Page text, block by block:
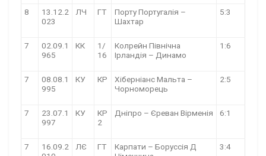
8
13.12.2
023
ЛЧ ГТ
Порту Португалія –
Шахтар
5:3
7
02.09.1
965
КК
1/
16
Колрейн Північна
Ірландія – Динамо
1:6
7
08.08.1
995
КУ КР
Хіберніанс Мальта –
Чорноморець
2:5
7
23.07.1
997
КУ
КР
2
Дніпро – Єреван Вірменія 6:1
7
16.09.2
ЛЄ ГТ
Карпати – Боруссія Д
3:4